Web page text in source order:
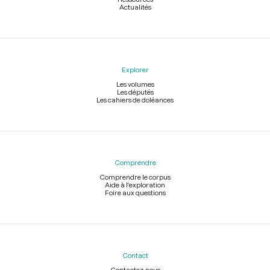
Actualités
Explorer
Les volumes
Les députés
Les cahiers de doléances
Comprendre
Comprendre le corpus
Aide à l'exploration
Foire aux questions
Contact